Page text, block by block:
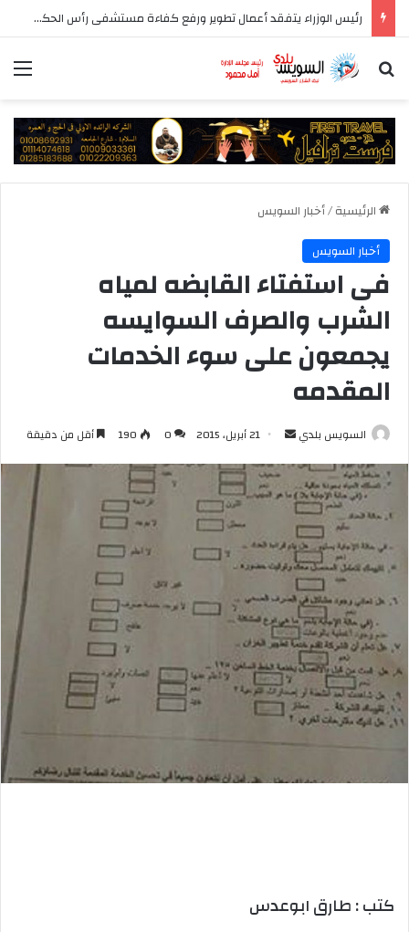
الزمالك يعتمد التشكيل الرسمي للجهاز الفني والإداري والطبي للفريق الأول
بحث عن
الرئيسية/أخبار السويس
أخبار السويس
فى استفتاء القابضه لمياه
الشرب والصرف السوايسه
يجمعون على سوء الخدمات
المقدمه
السويس بلدي
أرسل
إلكترونيا
21 أبريل، 2015 0
190 أقل من دقيقة
كتب : طارق ابوعدس